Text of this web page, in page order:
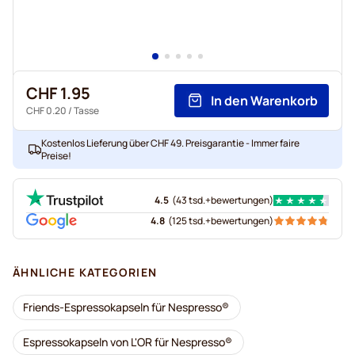
CHF 1.95
CHF 0.20 / Tasse
In den Warenkorb
Kostenlos Lieferung über CHF 49. Preisgarantie - Immer faire
Preise!
4.5 (43 tsd.+bewertungen)
4.8 (125 tsd.+bewertungen)
ÄHNLICHE KATEGORIEN
Friends-Espressokapseln für Nespresso®
Espressokapseln von L'OR für Nespresso®